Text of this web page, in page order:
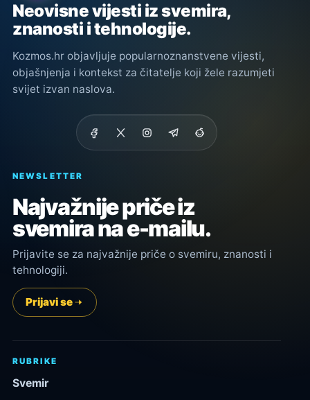
Neovisne vijesti iz svemira,
znanosti i tehnologije.
Kozmos.hr objavljuje popularnoznanstvene vijesti,
objašnjenja i kontekst za čitatelje koji žele razumjeti
svijet izvan naslova.
NEWSLETTER
Najvažnije priče iz
svemira na e-mailu.
Prijavite se za najvažnije priče o svemiru, znanosti i
tehnologiji.
Prijavi se
RUBRIKE
Svemir